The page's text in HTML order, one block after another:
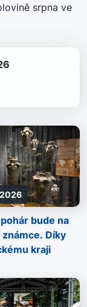
srpna ve
bude na
Díky
kraji